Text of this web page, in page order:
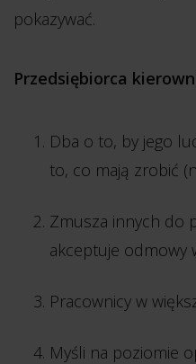
pokazywać.
Przedsiębiorca
Dba o to, by jego
to, co mają zrobić
Zmusza innych do
akceptuje odmowy
Pracownicy w
Myśli na poziomie